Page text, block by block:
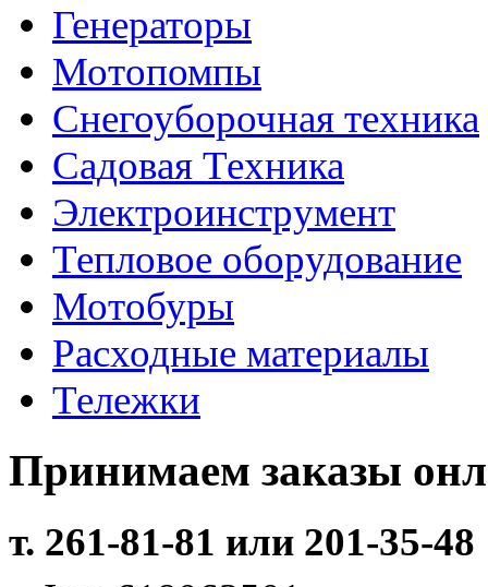
Генераторы
Мотопомпы
Снегоуборочная техника
Садовая Техника
Электроинструмент
Тепловое оборудование
Мотобуры
Расходные материалы
Тележки
Принимаем заказы
т. 261-81-81 или 201-35-48